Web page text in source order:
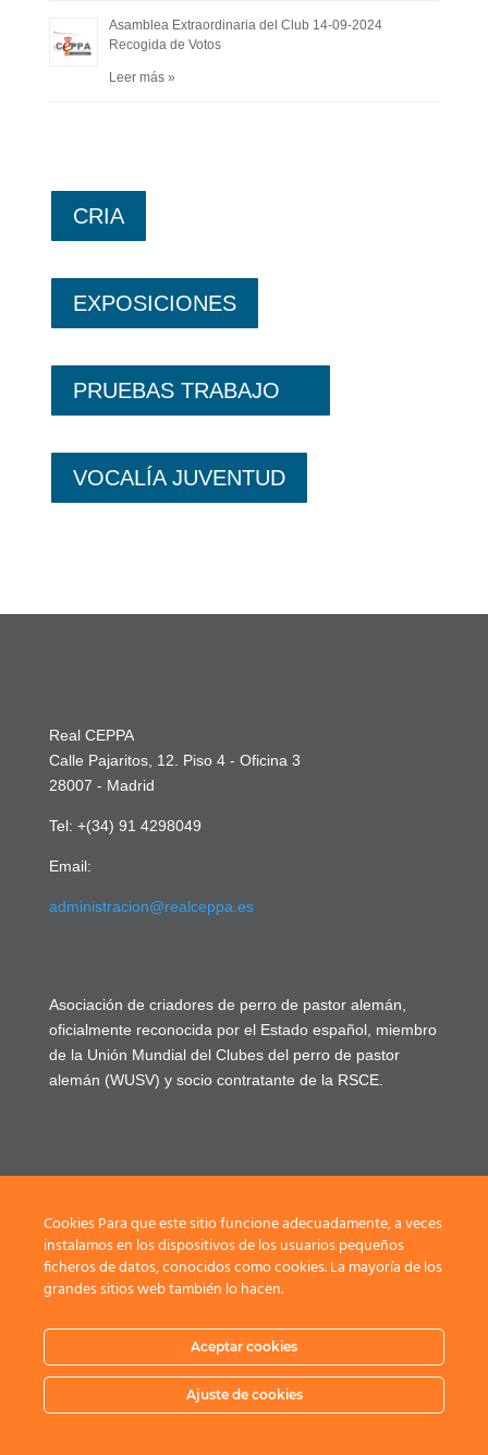
Asamblea Extraordinaria del Club 14-09-2024
Recogida de Votos
Leer más »
CRIA
EXPOSICIONES
PRUEBAS TRABAJO
VOCALÍA JUVENTUD
Real CEPPA
Calle Pajaritos, 12. Piso 4 - Oficina 3
28007 - Madrid
Tel: +(34) 91 4298049
Email:
administracion@realceppa.es
Asociación de criadores de perro de pastor alemán,
oficialmente reconocida por el Estado español, miembro
de la Unión Mundial del Clubes del perro de pastor
alemán (WUSV) y socio contratante de la RSCE.
Aviso Legal
Política de privacidad
Registrarse / Login
Cookies Para que este sitio funcione adecuadamente, a veces
instalamos en los dispositivos de los usuarios pequeños
ficheros de datos, conocidos como cookies. La mayoría de los
grandes sitios web también lo hacen.
Aceptar cookies
Ajuste de cookies